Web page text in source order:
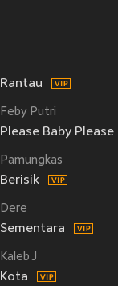
Rantau
Feby Putri
Please Baby Please
Pamungkas
Berisik
Dere
Sementara
Kaleb J
Kota